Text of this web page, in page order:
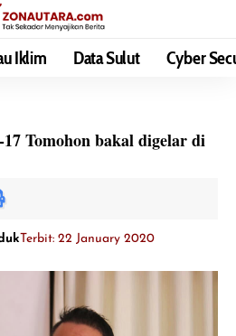
Iklim Data Sulut Cyber
Tomohon bakal digelar di
Terbit: 22 January 2020